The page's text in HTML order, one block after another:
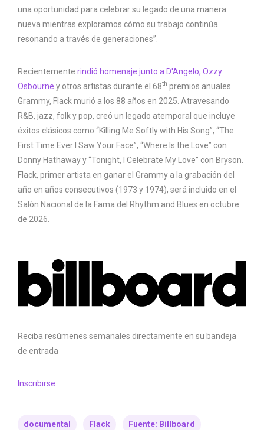
una oportunidad para celebrar su legado de una manera
nueva mientras exploramos cómo su trabajo continúa
resonando a través de generaciones”.
Recientemente rindió homenaje junto a D'Angelo, Ozzy
Osbourne y otros artistas durante el 68th premios anuales
Grammy, Flack murió a los 88 años en 2025. Atravesando
R&B, jazz, folk y pop, creó un legado atemporal que incluye
éxitos clásicos como “Killing Me Softly with His Song”, “The
First Time Ever I Saw Your Face”, “Where Is the Love” con
Donny Hathaway y “Tonight, I Celebrate My Love” con Bryson.
Flack, primer artista en ganar el Grammy a la grabación del
año en años consecutivos (1973 y 1974), será incluido en el
Salón Nacional de la Fama del Rhythm and Blues en octubre
de 2026.
Reciba resúmenes semanales directamente en su bandeja
de entrada
Inscribirse
documental Flack Fuente: Billboard